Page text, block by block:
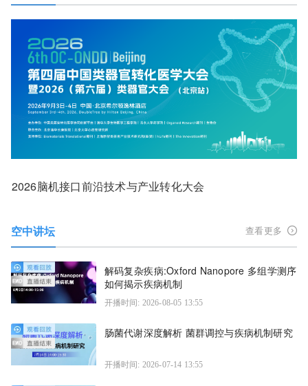
2026脑机接口前沿技术与产业转化大会
空中讲坛 查看更多
解码复杂疾病:Oxford Nanopore 多组学测序
如何揭示疾病机制
开播时间: 2026-08-05 13:55
肠菌代谢深度解析 菌群调控与疾病机制研究
开播时间: 2026-07-14 13:55